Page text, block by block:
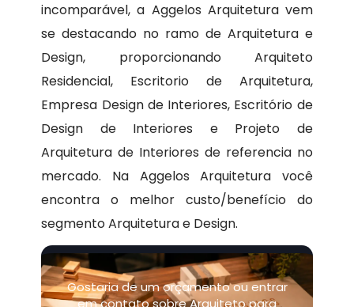
incomparável, a Aggelos Arquitetura vem
se destacando no ramo de Arquitetura e
Design, proporcionando Arquiteto
Residencial, Escritorio de Arquitetura,
Empresa Design de Interiores, Escritório de
Design de Interiores e Projeto de
Arquitetura de Interiores de referencia no
mercado. Na Aggelos Arquitetura você
encontra o melhor custo/benefício do
segmento Arquitetura e Design.
Gostaria de um orçamento ou entrar